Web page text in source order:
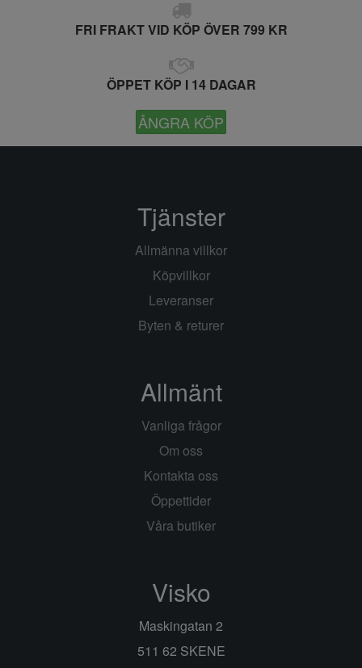
FRI FRAKT VID KÖP ÖVER 799 KR
ÖPPET KÖP I 14 DAGAR
ÅNGRA KÖP
Tjänster
Allmänna villkor
Köpvillkor
Leveranser
Byten & returer
Allmänt
Vanliga frågor
Om oss
Kontakta oss
Öppettider
Våra butiker
Visko
Maskingatan 2
511 62 SKENE